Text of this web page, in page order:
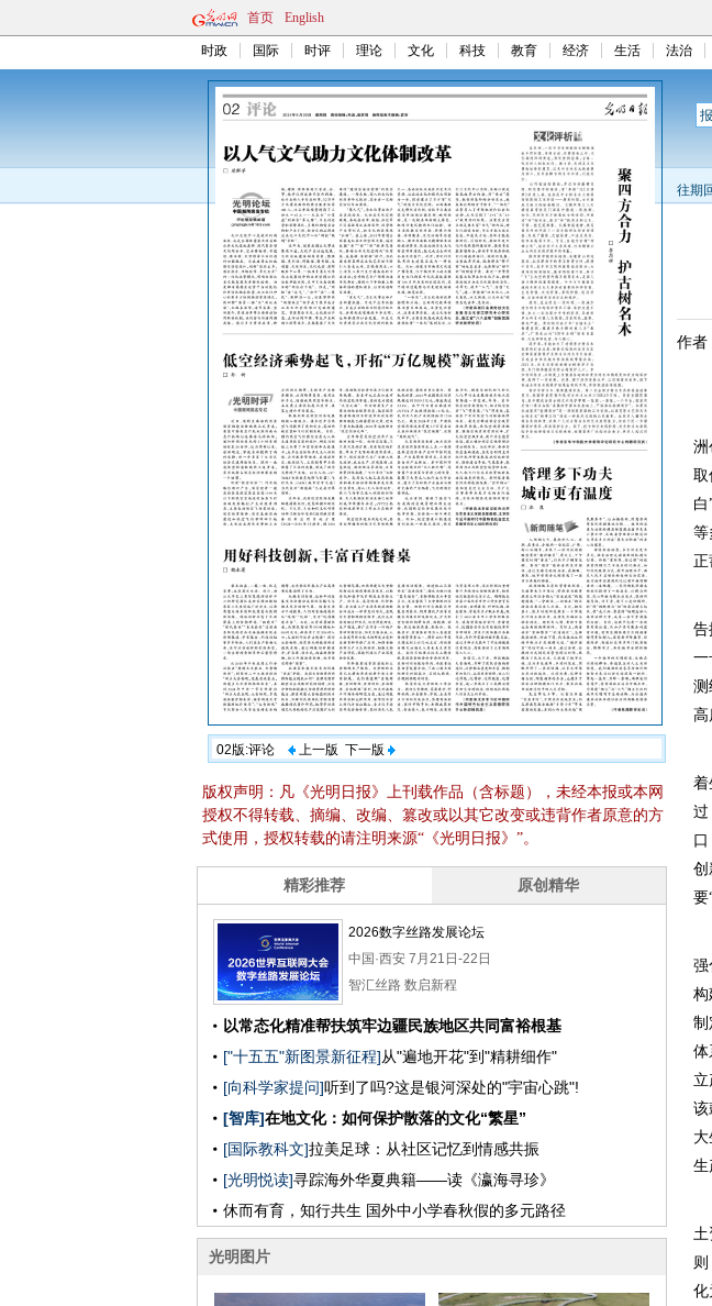
首页 English
时政 国际 时评 理论 文化 科技 教育 经济 生活 法治
02版:评论 上一版 下一版
版权声明：凡《光明日报》上刊载作品（含标题），未经本报或本网
授权不得转载、摘编、改编、篡改或以其它改变或违背作者原意的方
式使用，授权转载的请注明来源“《光明日报》”。
往期
作者
洲
取
等
正
告
一
测
高
着
过
创
要
强
构
制
体
该
生
土
化